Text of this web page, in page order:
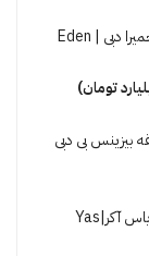
آپارتمان های ادن هاوس در جمیرا دبی | Eden
101 در منطقه بیزینس بی دبی
خرید خانه های شهری کوکب یاس آکر|Yas